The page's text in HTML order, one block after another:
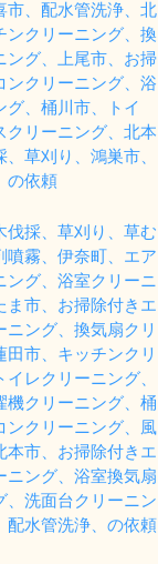
市、配水管洗浄、北
ンクリーニング、換
ング、上尾市、お掃
ンクリーニング、浴
グ、桶川市、トイ
クリーニング、北本
草刈り、鴻巣市、
の依頼
伐採、草刈り、草む
噴霧、伊奈町、エア
ング、浴室クリーニ
ま市、お掃除付きエ
ニング、換気扇クリ
田市、キッチンクリ
レクリーニング、
機クリーニング、桶
ンクリーニング、風
本市、お掃除付きエ
ニング、浴室換気扇
、洗面台クリーニン
配水管洗浄、の依頼